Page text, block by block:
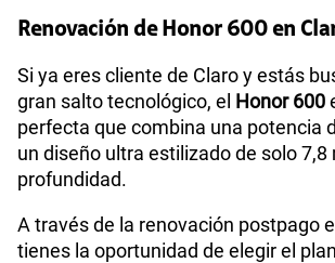
Renovación de Honor 600 en
Si ya eres cliente de Claro y estás
gran salto tecnológico, el Honor 600
perfecta que combina una potencia
un diseño ultra estilizado de solo 7,8
profundidad.
A través de la renovación postpago
tienes la oportunidad de elegir el